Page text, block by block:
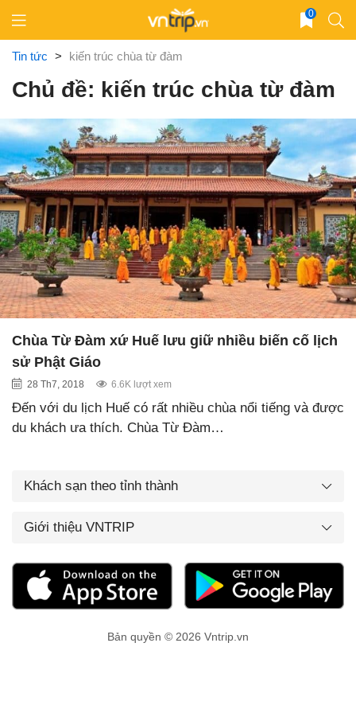
content
0
Tin tức > kiến trúc chùa từ đàm
Chủ đề: kiến trúc chùa từ đàm
Chùa Từ Đàm xứ Huế lưu giữ nhiều biến cố lịch
sử Phật Giáo
28 Th7, 2018 6.6K lượt xem
Đến với du lịch Huế có rất nhiều chùa nổi tiếng và được
du khách ưa thích. Chùa Từ Đàm…
Khách sạn theo tỉnh thành
Giới thiệu VNTRIP
Bản quyền © 2026 Vntrip.vn